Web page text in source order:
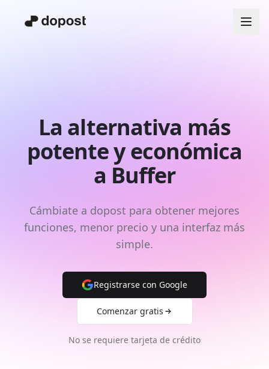
La alternativa más
potente y económica
a Buffer
Cámbiate a dopost para obtener mejores
funciones, menor precio y una interfaz más
simple.
Registrarse con Google
Comenzar gratis
No se requiere tarjeta de crédito